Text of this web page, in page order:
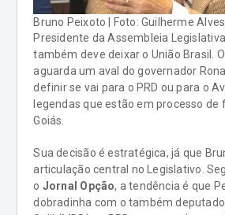
Bruno Peixoto | Foto: Guilherme
Presidente da Assembleia
também deve deixar o União Brasil.
aguarda um aval do governador
definir se vai para o PRD ou para o
legendas que estão em processo
Goiás.
Sua decisão é estratégica, já que
articulação central no Legislativo.
o Jornal Opção, a tendência é que
dobradinha com o também